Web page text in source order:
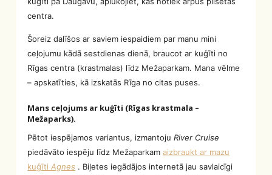
centra.
Šoreiz dalīšos ar saviem iespaidiem par manu mini
ceļojumu kādā sestdienas dienā, braucot ar kuģīti no
Rīgas centra (krastmalas) līdz Mežaparkam. Mana vēlme
– apskatīties, kā izskatās Rīga no citas puses.
Mans ceļojums ar kuģīti (Rīgas krastmala –
Mežaparks).
Pētot iespējamos variantus, izmantojuRiver Cruise
piedāvāto iespēju līdz Mežaparkamaizbraukt ar mazu
kuģītiAgnes . Biļetes iegādājos internetā jau savlaicīgi